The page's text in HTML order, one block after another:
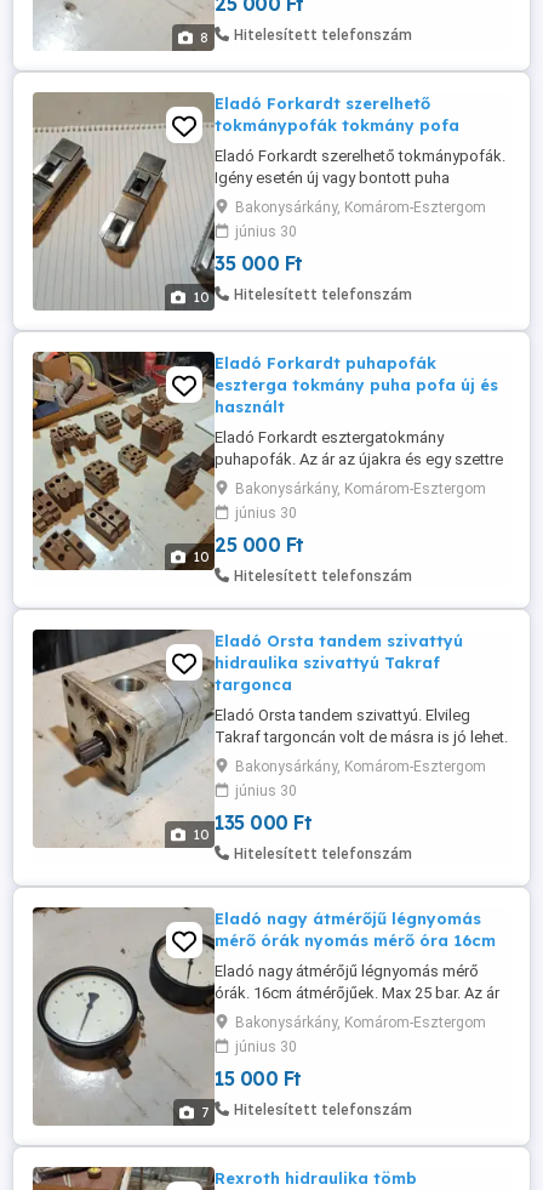
8 Hitelesített telefonszám
10
Eladó Forkardt szerelhető
tokmánypofák tokmány pofa
Eladó Forkardt szerelhető tokmánypofák.
Igény esetén új vagy bontott puha
pofákkal. Sokkal több szett van mint ami
a képeken látszik. Szállítás megoldható.
Minden méret a képeken!
Bakonysárkány, Komárom-Esztergom
június 30
35 000 Ft
Hitelesített telefonszám
10
Eladó Forkardt puhapofák
eszterga tokmány puha pofa új és
használt
Eladó Forkardt esztergatokmány
puhapofák. Az ár az újakra és egy szettre
{3db} vonatkozik. A használtak ára
megegyezés kérdése. Magát a "szállító
pofát" külön megtalálod a hirdetéseim
közt. Szállítás megoldható.
Bakonysárkány, Komárom-Esztergom
június 30
25 000 Ft
Hitelesített telefonszám
10
Eladó Orsta tandem szivattyú
hidraulika szivattyú Takraf
targonca
Eladó Orsta tandem szivattyú. Elvileg
Takraf targoncán volt de másra is jó lehet.
Cikkszámok: A 25 TGL10 859 C 40-3R TGL
10859 Raktári fellelt darab! Szállítás
megoldható.
Bakonysárkány, Komárom-Esztergom
június 30
135 000 Ft
Hitelesített telefonszám
7
Eladó nagy átmérőjű légnyomás
mérő órák nyomás mérő óra 16cm
Eladó nagy átmérőjű légnyomás mérő
órák. 16cm átmérőjűek. Max 25 bar. Az ár
darabra értendő. Posta mehet.
Bakonysárkány, Komárom-Esztergom
június 30
15 000 Ft
Hitelesített telefonszám
Rexroth hidraulika tömb